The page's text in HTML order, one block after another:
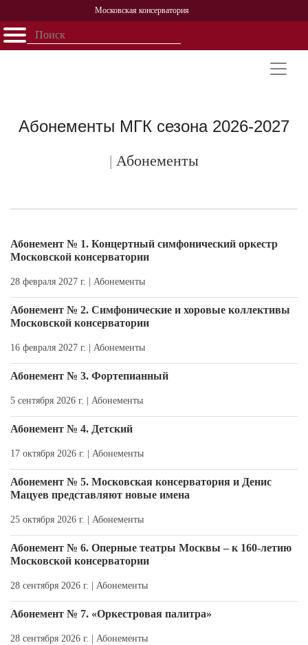
Московская консерватория
Открыть - закрыть
Персоналии
История
Абонементы МГК сезона 2026-2027
| Абонементы
Абонемент № 1. Концертный симфонический оркестр
Московской консерватории
28 февраля 2027 г. | Абонементы
Абонемент № 2. Симфонические и хоровые коллективы
Московской консерватории
16 февраля 2027 г. | Абонементы
Абонемент № 3. Фортепианный
5 сентября 2026 г. | Абонементы
Абонемент № 4. Детский
17 октября 2026 г. | Абонементы
Абонемент № 5. Московская консерватория и Денис
Мацуев представляют новые имена
25 октября 2026 г. | Абонементы
Абонемент № 6. Оперные театры Москвы – к 160-летию
Московской консерватории
28 сентября 2026 г. | Абонементы
Абонемент № 7. «Оркестровая палитра»
28 сентября 2026 г. | Абонементы